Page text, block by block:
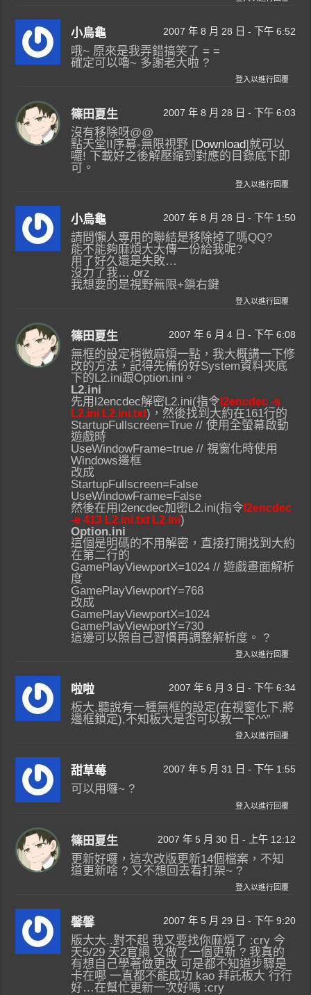
小烏龜 2007 年 8 月 28 日 - 下午 6:52
哦~ 原來是我弄錯搞笑了 = =
確定可以嚕~ 多謝老大啦 ?
登入以進行回覆
篠田夏生 2007 年 8 月 28 日 - 下午 6:03
沒有移除呀@@
點天堂II序幕-無限視野 [Download]就可以
囉! 下載好之後解壓縮到對應的目錄底下即
可。
登入以進行回覆
小烏龜 2007 年 8 月 28 日 - 下午 1:50
請問懶人專用的聯結是移除掉了嗎QQ?
能不能夠麻煩大大傳一份給我呢?
用了好久還是失敗…
沒力了我… orz
我想要的是視野無限+鎖右鍵
登入以進行回覆
篠田夏生 2007 年 6 月 4 日 - 下午 6:08
無框的設定稍微麻煩一點，我大概講一下修
改的方法，記得先備份好System資料夾底
下的L2.ini跟Option.ini。
L2.ini
先用l2encdec解密L2.ini(指令 l2encdec -s
L2.ini L2.ini.txt)，然後找到大約在161行的
StartupFullscreen=True // 使用全螢幕啟動
遊戲時
UseWindowFrame=true // 視窗化時使用
Windows邊框
改成
StartupFullscreen=False
UseWindowFrame=False
然後在用l2encdec加密L2.ini(指令 l2encdec
-e 413 L2.ini.txt L2.ini)
Option.ini
這個是明碼的不用解密，直接打開找到大約
在第二行的
GamePlayViewportX=1024 // 遊戲畫面解析
度
GamePlayViewportY=768
改成
GamePlayViewportX=1024
GamePlayViewportY=730
這邊可以照自己習慣再調整解析度。 ?
登入以進行回覆
啦啦 2007 年 6 月 3 日 - 下午 6:34
板大,聽說有一種無框的設定(在視窗化下,將
邊框鎖定),不知板大是否可以教一下^^”
登入以進行回覆
甜草莓 2007 年 5 月 31 日 - 下午 1:55
可以用囉~ ?
登入以進行回覆
篠田夏生 2007 年 5 月 30 日 - 上午 12:12
更新好囉，這次改版更新14個檔案，不知
道更新啥 ? 又不想回去看打架~ ?
登入以進行回覆
馨馨 2007 年 5 月 29 日 - 下午 9:20
版大大..對不起 我又要找你麻煩了 :cry 今
天5/29 天2官網 又做了一個更新 ? 我真的
有想自己學著做更改 可是都不知道步驟是
卡在哪 一直都不能成功 kao 拜託板大 行行
好…在幫忙更新一次好嗎 :cry